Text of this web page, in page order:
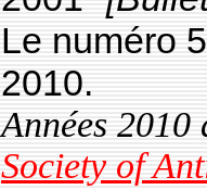
Le numéro
2010.
Années
Society of